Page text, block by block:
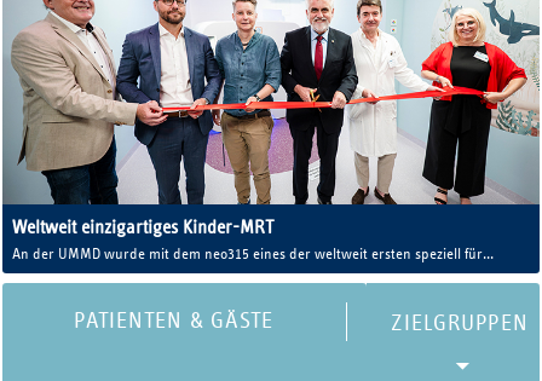
FORSCHUNG
PRESSE
ÜBER UNS
INTERNATIONAL
INTRANET
Weltweit einzigartiges Kinder-MRT
An der UMMD wurde mit dem neo315 eines der weltweit ersten speziell für
Neugeborene und Kleinkinder entwickelten MRT-Systeme eingeweiht, das eine
PATIENTEN & GÄSTE